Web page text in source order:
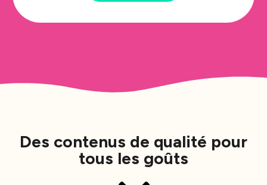
Des contenus de qualité pour
tous les goûts